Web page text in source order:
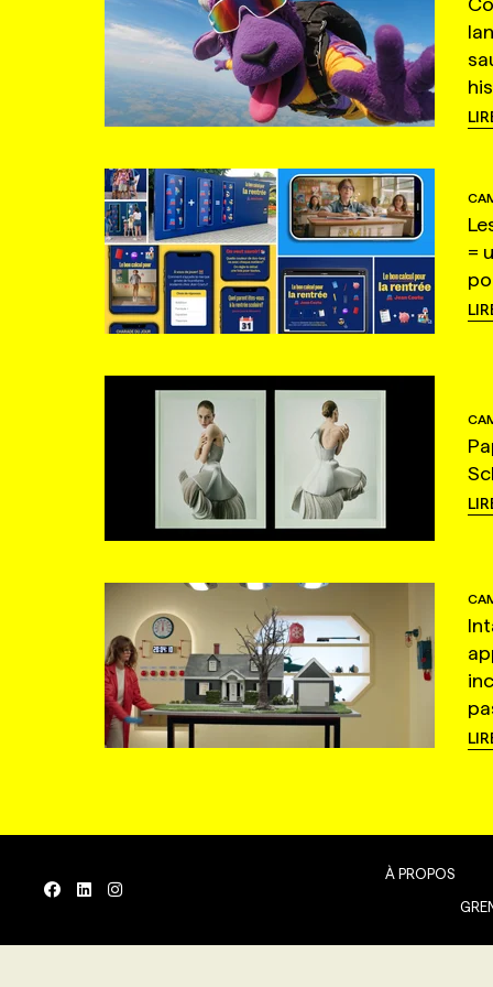
=
À PROPOS